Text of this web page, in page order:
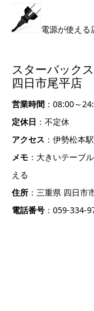
電源が使える
スターバックス
四日市尾平店
営業時間 ：08:00～
定休日 ：不定休
アクセス ：伊勢松本
メモ ：大きいテーブ
える
住所 ：三重県 四日市
電話番号 ：059-334-